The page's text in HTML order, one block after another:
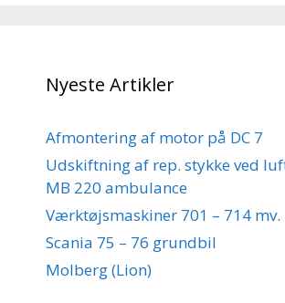
Nyeste Artikler
Afmontering af motor på DC 7
Udskiftning af rep. stykke ved
MB 220 ambulance
Værktøjsmaskiner 701 – 714 mv.
Scania 75 – 76 grundbil
Molberg (Lion)